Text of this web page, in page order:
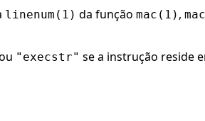
linenum(1) da função mac(1) ,
"execstr" se a instrução reside